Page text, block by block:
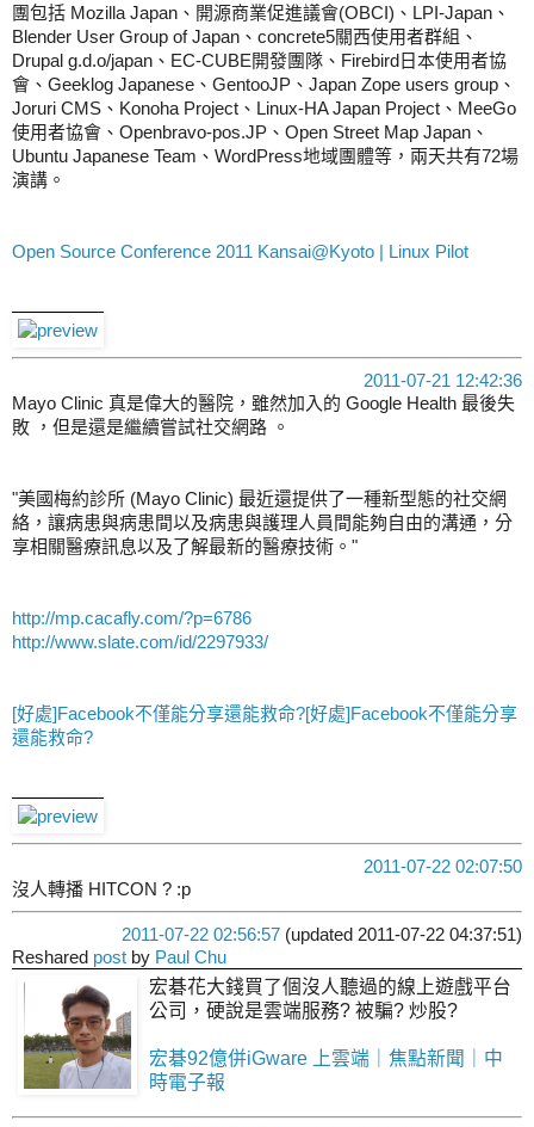
團包括 Mozilla Japan、開源商業促進議會(OBCI)、LPI-Japan、
Blender User Group of Japan、concrete5關西使用者群組、
Drupal g.d.o/japan、EC-CUBE開發團隊、Firebird日本使用者協
會、Geeklog Japanese、GentooJP、Japan Zope users group、
Joruri CMS、Konoha Project、Linux-HA Japan Project、MeeGo
使用者協會、Openbravo-pos.JP、Open Street Map Japan、
Ubuntu Japanese Team、WordPress地域團體等，兩天共有72場
演講。
Open Source Conference 2011 Kansai@Kyoto | Linux Pilot
2011-07-21 12:42:36
Mayo Clinic 真是偉大的醫院，雖然加入的 Google Health 最後失
敗 ，但是還是繼續嘗試社交網路 。
"美國梅約診所 (Mayo Clinic) 最近還提供了一種新型態的社交網
絡，讓病患與病患間以及病患與護理人員間能夠自由的溝通，分
享相關醫療訊息以及了解最新的醫療技術。"
http://mp.cacafly.com/?p=6786
http://www.slate.com/id/2297933/
[好處]Facebook不僅能分享還能救命?[好處]Facebook不僅能分享
還能救命?
2011-07-22 02:07:50
沒人轉播 HITCON ? :p
2011-07-22 02:56:57 (updated 2011-07-22 04:37:51)
Reshared post by Paul Chu
宏碁花大錢買了個沒人聽過的線上遊戲平台
公司，硬說是雲端服務? 被騙? 炒股?
宏碁92億併iGware 上雲端｜焦點新聞｜中
時電子報